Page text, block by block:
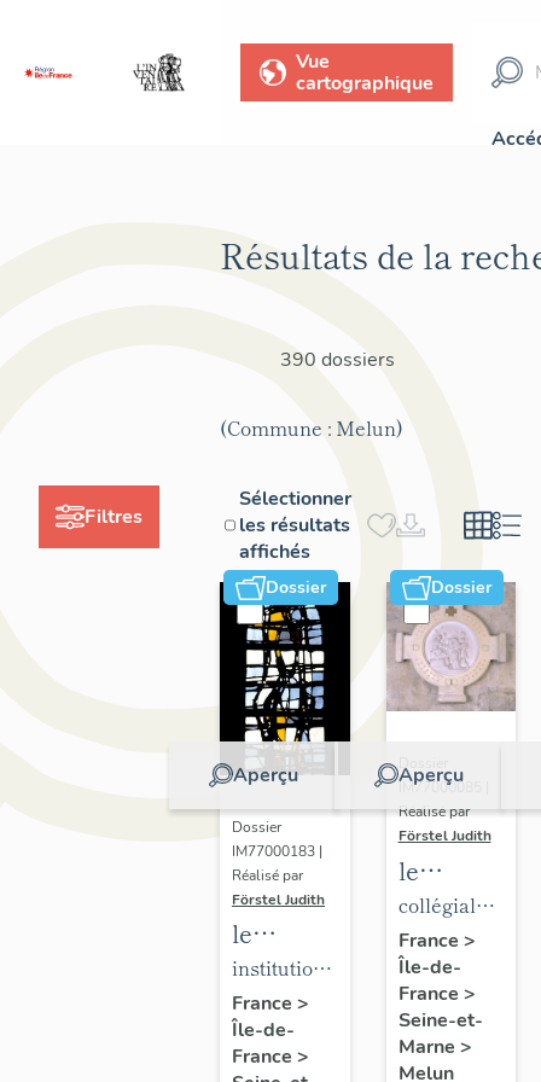
Vue
cartographique
Filtres
Résultats de la
390 dossiers
(Commune : Melun)
Sélectionner
les résultats
affichés
Dossier
Aperçu
Dossier
IM77000183 |
Réalisé par
Förstel Judith
le
mobilier
de
l'Institution
Saint-
institution
Saint-
Aspais
France >
Île-de-
France >
Dossier
Aperçu
IM77000085 |
Réalisé par
Förstel Judith
le
mobilier
de la
collégiale
Notre-
Dame
collégiale
Notre-
Dame
France >
Île-de-
France >
Seine-et-
Marne >
Melun